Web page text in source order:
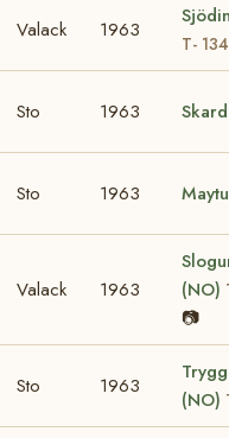
Valack 1963
T-
Sto 1963
Sto 1963
Valack 1963
(NO)
📷
Sto 1963
(NO)